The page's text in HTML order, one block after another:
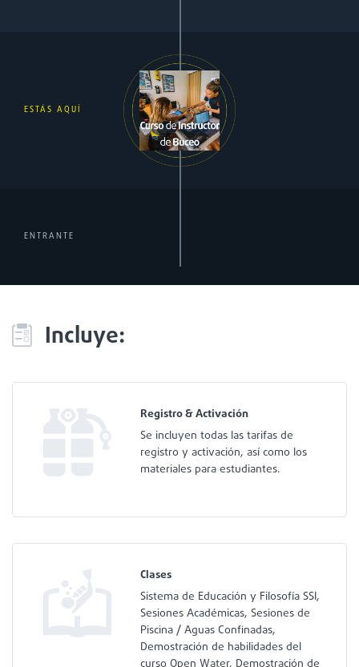
ESTÁS AQUÍ
ENTRANTE
Incluye:
Registro & Activación
Se incluyen todas las tarifas de
registro y activación, así como los
materiales para estudiantes.
Clases
Sistema de Educación y Filosofía SSI,
Sesiones Académicas, Sesiones de
Piscina / Aguas Confinadas,
Demostración de habilidades del